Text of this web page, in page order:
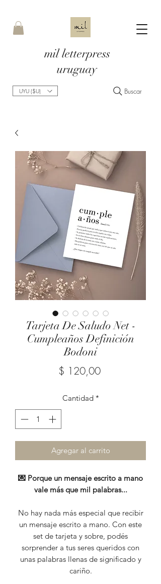
mil letterpress
uruguay
UYU ($U) Buscar
Tarjeta De Saludo Net -
Cumpleaños Definición
Bodoni
$ 120,00Precio
Cantidad *
Agregar al carrito
💌 Porque un mensaje escrito a mano
vale más que mil palabras...
No hay nada más especial que recibir
un mensaje escrito a mano. Con este
set de tarjeta y sobre, podés
sorprender a tus seres queridos con
unas palabras llenas de significado y
cariño.